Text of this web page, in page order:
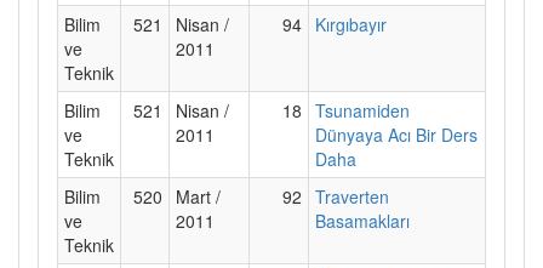
Bilim
ve
Teknik
521
Nisan /
2011
94 Kırgıbayır
Bilim
ve
Teknik
521
Nisan /
2011
18 Tsunamiden
Dünyaya Acı Bir Ders
Daha
Bilim
ve
Teknik
520
Mart /
2011
92 Traverten
Basamakları